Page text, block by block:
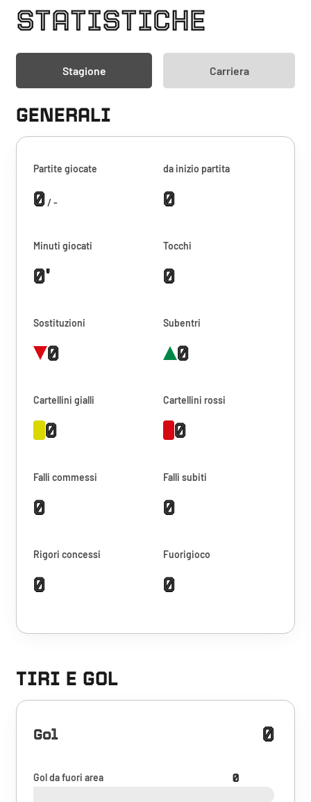
STATISTICHE
Stagione Carriera
GENERALI
Partite giocate
0/ -
da inizio partita
0
Minuti giocati
0'
Tocchi
0
Sostituzioni
0
Subentri
0
Cartellini gialli
0
Cartellini rossi
0
Falli commessi
0
Falli subiti
0
Rigori concessi
0
Fuorigioco
0
TIRI E GOL
Gol 0
Gol da fuori area 0